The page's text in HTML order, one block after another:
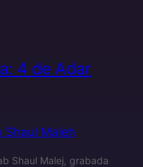
4 de Adar
Shaul Maleh
Shaul Malej, grabada